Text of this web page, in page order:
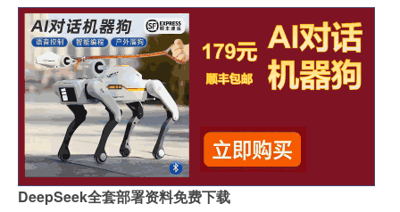
DeepSeek全套部署资料免费下载